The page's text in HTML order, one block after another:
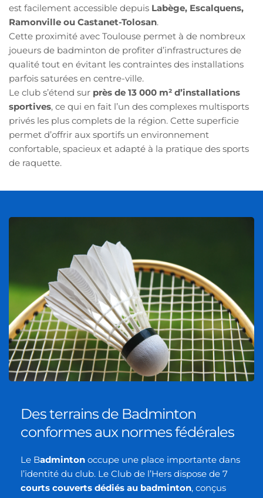
est facilement accessible depuis Labège, Escalquens,
Ramonville ou Castanet-Tolosan.
Cette proximité avec Toulouse permet à de nombreux
joueurs de badminton de profiter d’infrastructures de
qualité tout en évitant les contraintes des installations
parfois saturées en centre-ville.
Le club s’étend sur près de 13 000 m² d’installations
sportives, ce qui en fait l’un des complexes multisports
privés les plus complets de la région. Cette superficie
permet d’offrir aux sportifs un environnement
confortable, spacieux et adapté à la pratique des sports
de raquette.
Des terrains de Badminton
conformes aux normes fédérales
Le Badminton occupe une place importante dans
courts couverts dédiés au badminton, conçus